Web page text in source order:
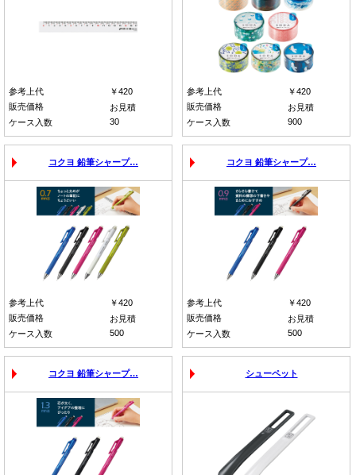
参考上代
￥420
販売価格
お見積
ケース入数
30
参考上代
￥420
販売価格
お見積
ケース入数
900
コクヨ 鉛筆シャープ…
参考上代
￥420
販売価格
お見積
ケース入数
500
コクヨ 鉛筆シャープ…
参考上代
￥420
販売価格
お見積
ケース入数
500
コクヨ 鉛筆シャープ… シューペット